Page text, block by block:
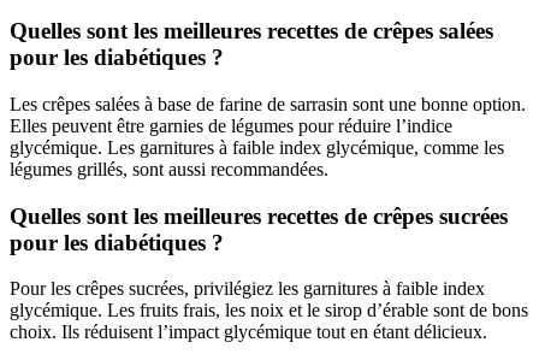
Quelles sont les meilleures recettes de crêpes salées
pour les diabétiques ?
Les crêpes salées à base de farine de sarrasin sont une bonne option.
Elles peuvent être garnies de légumes pour réduire l’indice
glycémique. Les garnitures à faible index glycémique, comme les
légumes grillés, sont aussi recommandées.
Quelles sont les meilleures recettes de crêpes sucrées
pour les diabétiques ?
Pour les crêpes sucrées, privilégiez les garnitures à faible index
glycémique. Les fruits frais, les noix et le sirop d’érable sont de bons
choix. Ils réduisent l’impact glycémique tout en étant délicieux.